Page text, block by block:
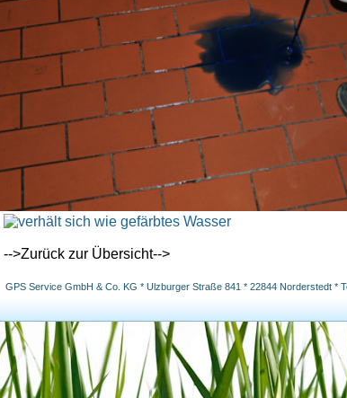
-->Zurück zur Übersicht-->
GPS Service GmbH & Co. KG * Ulzburger Straße 841 * 22844 Norderstedt *